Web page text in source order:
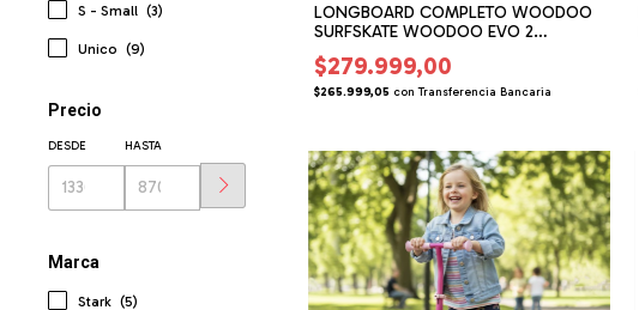
S - Small (3)
Unico (9)
Precio
DESDE HASTA
Marca
Stark (5)
LONGBOARD COMPLETO WOODOO
SURFSKATE WOODOO EVO 2
(WO058702)
$279.999,00
$265.999,05 con Transferencia Bancaria